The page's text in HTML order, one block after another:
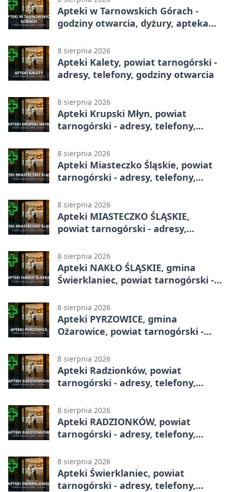
Apteki w Tarnowskich Górach -
godziny otwarcia, dyżury, apteka
8 sierpnia 2026
Apteki Kalety, powiat tarnogórski -
adresy, telefony, godziny otwarcia
8 sierpnia 2026
Apteki Krupski Młyn, powiat
tarnogórski - adresy, telefony,
8 sierpnia 2026
Apteki Miasteczko Śląskie, powiat
tarnogórski - adresy, telefony,
8 sierpnia 2026
Apteki MIASTECZKO ŚLĄSKIE,
powiat tarnogórski - adresy,
8 sierpnia 2026
Apteki NAKŁO ŚLĄSKIE, gmina
Świerklaniec, powiat tarnogórski -
8 sierpnia 2026
Apteki PYRZOWICE, gmina
Ożarowice, powiat tarnogórski -
8 sierpnia 2026
Apteki Radzionków, powiat
tarnogórski - adresy, telefony,
8 sierpnia 2026
Apteki RADZIONKÓW, powiat
tarnogórski - adresy, telefony,
8 sierpnia 2026
Apteki Świerklaniec, powiat
tarnogórski - adresy, telefony,